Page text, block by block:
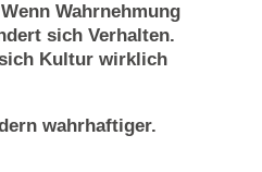
Wahrnehmung
sich Verhalten.
Kultur wirklich
wahrhaftiger.